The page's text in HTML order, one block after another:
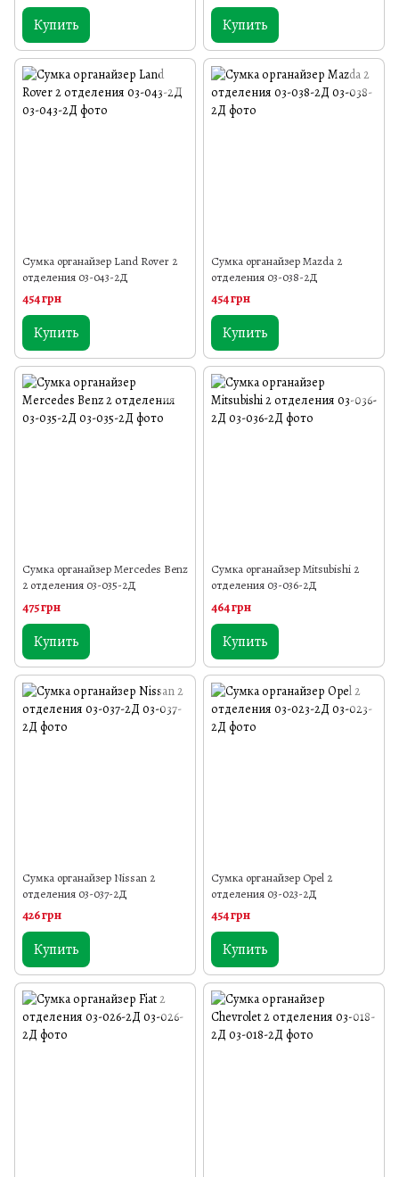
Купить Купить
Сумка органайзер Land Rover 2
отделения 03-043-2Д
454 грн
Купить
Сумка органайзер Mazda 2
отделения 03-038-2Д
454 грн
Купить
Сумка органайзер Mercedes Benz
2 отделения 03-035-2Д
475 грн
Купить
Сумка органайзер Mitsubishi 2
отделения 03-036-2Д
464 грн
Купить
Сумка органайзер Nissan 2
отделения 03-037-2Д
426 грн
Купить
Сумка органайзер Opel 2
отделения 03-023-2Д
454 грн
Купить